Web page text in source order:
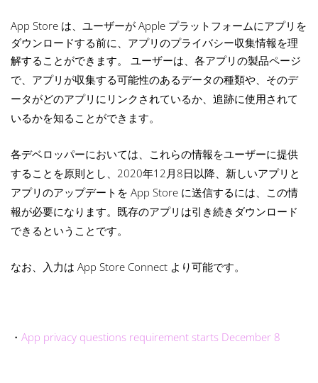
App Store は、ユーザーが Apple プラットフォームにアプリを
ダウンロードする前に、アプリのプライバシー収集情報を理
解することができます。 ユーザーは、各アプリの製品ページ
で、アプリが収集する可能性のあるデータの種類や、そのデ
ータがどのアプリにリンクされているか、追跡に使用されて
いるかを知ることができます。
各デベロッパーにおいては、これらの情報をユーザーに提供
することを原則とし、 2020年12月8日以降、新しいアプリと
アプリのアップデートを App Store に送信するには、この情
報が必要になります。既存のアプリは引き続きダウンロード
できるということです。
なお、入力は App Store Connect より可能です。
・ App privacy questions requirement starts December 8